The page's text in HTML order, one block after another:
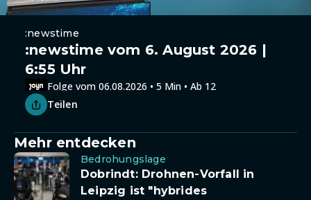
:newstime
:newstime vom 6. August 2026 |
6:55 Uhr
Folge vom 06.08.2026 • 5 Min • Ab 12
Teilen
Mehr entdecken
Bedrohungslage
Dobrindt: Drohnen-Vorfall in
Leipzig ist "hybrides